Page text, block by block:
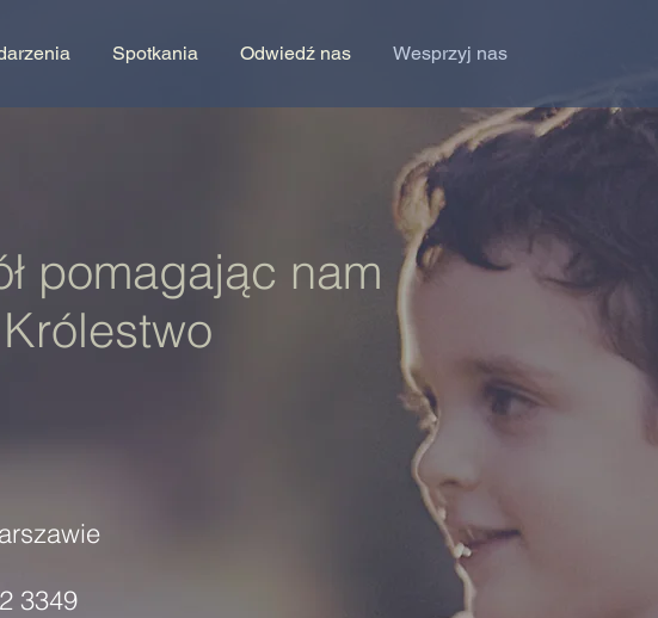
Spotkania Odwiedź nas Wesprzyj nas
pomagając nam
3349